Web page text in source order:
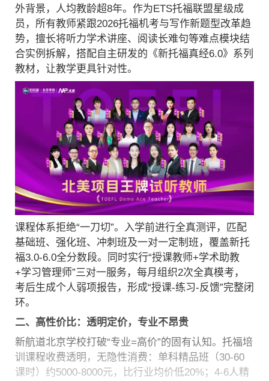
外背景，人均教龄超8年。作为ETS托福联盟星级成
员，所有教师紧跟2026托福机考与写作新题型改革趋
势，擅长将听力学术讲座、阅读长难句等难点模块结
合实例拆解，搭配自主研发的《新托福真经6.0》系列
教材，让教学更具针对性。
课程体系拒绝“一刀切”。入学前进行全真测评，匹配
基础班、强化班、冲刺班及一对一定制班，覆盖新托
福3.0-6.0全分数段。同时实行“授课教师+学术助教
+学习管理师”三对一服务，每月组织2次全真模考，
考后生成个人弱项报告，形成“授课-练习-反馈”完整闭
环。
二、高性价比：透明定价，专业不昂贵
新航道北京学校打破“专业=高价”的固有认知。托福培
训课程收费透明，无隐性消费：单科精品班（30-60
课时）约5000-8000元，比行业均价低20%；4-6人精